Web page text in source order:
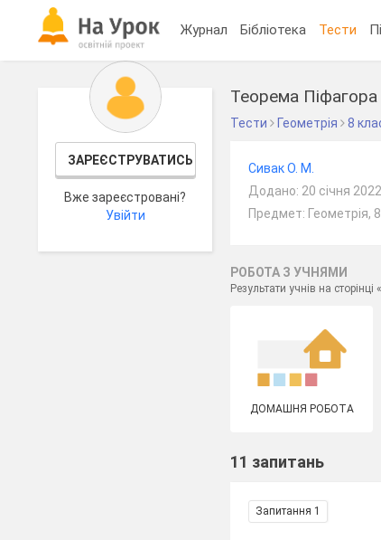
Журнал Бібліотека Тести
ЗАРЕЄСТРУВАТИСЬ
Вже зареєстровані?
Увійти
Теорема Піфагора
Тести Геометрія 8
Сивак О. М.
Додано: 20 січня 2022
Предмет: Геометрія,
РОБОТА З УЧНЯМИ
Результати учнів на сторінці «
ДОМАШНЯ РОБОТА
11 запитань
Запитання 1